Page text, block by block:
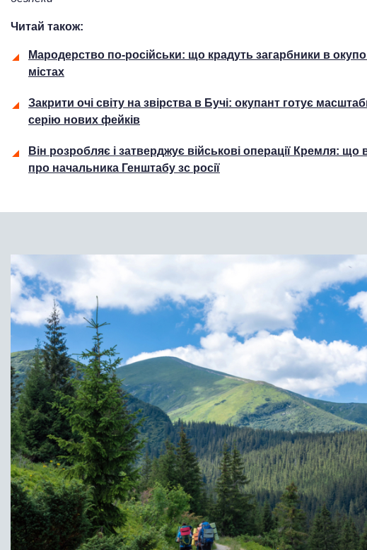
Читай також:
Мародерство по-російськи: що крадуть загарбники в
містах
Закрити очі світу на звірства в Бучі: окупант готує
серію нових фейків
Він розробляє і затверджує військові операції Кремля: що
про начальника Генштабу зс росії